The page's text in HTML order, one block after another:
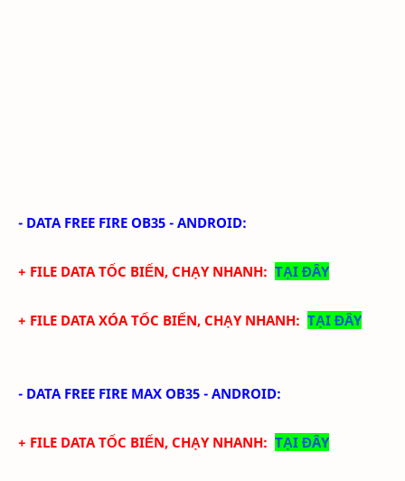
- DATA FREE FIRE OB35 - ANDROID:
+ FILE DATA TỐC BIẾN, CHẠY NHANH: TẠI ĐÂY
+ FILE DATA XÓA TỐC BIẾN, CHẠY NHANH: TẠI ĐÂY
- DATA FREE FIRE MAX OB35 - ANDROID:
+ FILE DATA TỐC BIẾN, CHẠY NHANH: TẠI ĐÂY